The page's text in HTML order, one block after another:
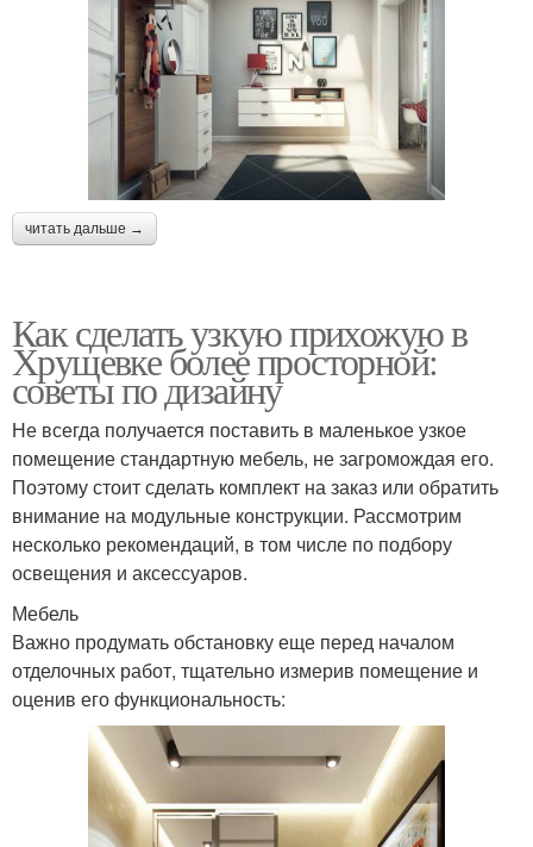
читать дальше →
Как сделать узкую прихожую в
Хрущевке более просторной:
советы по дизайну
Не всегда получается поставить в маленькое узкое
помещение стандартную мебель, не загромождая его.
Поэтому стоит сделать комплект на заказ или обратить
внимание на модульные конструкции. Рассмотрим
несколько рекомендаций, в том числе по подбору
освещения и аксессуаров.
Мебель
Важно продумать обстановку еще перед началом
отделочных работ, тщательно измерив помещение и
оценив его функциональность: